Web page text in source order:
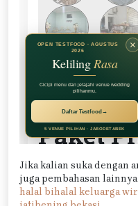
Jika kalian suka
juga pembahasan
halal bihalal keluarga